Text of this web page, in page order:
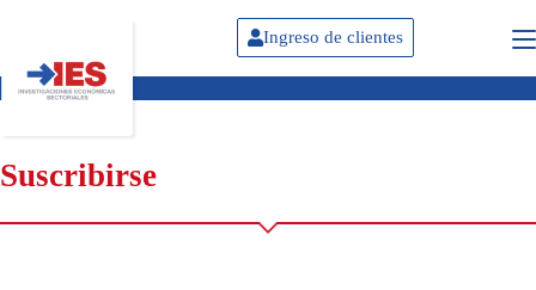
Ingreso de clientes
Suscribirse